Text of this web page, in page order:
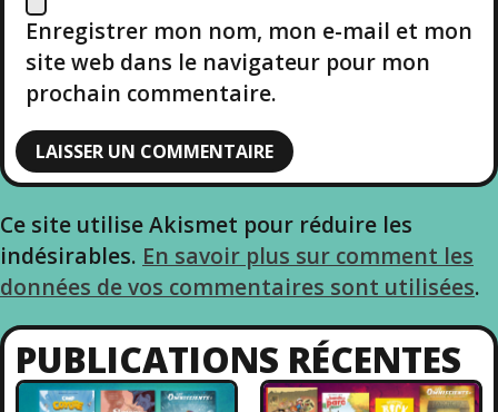
C
L
E
Enregistrer mon nom, mon e-mail et mon
site web dans le navigateur pour mon
prochain commentaire.
Ce site utilise Akismet pour réduire les
indésirables. En savoir plus sur comment les
données de vos commentaires sont utilisées.
PUBLICATIONS RÉCENTES